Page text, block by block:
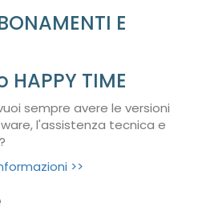
E
TIME
sempre avere le versioni
l'assistenza tecnica e
>>